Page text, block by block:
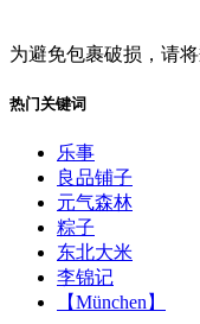
为避免包裹破损，请
热门关键词
乐事
良品铺子
元气森林
粽子
东北大米
李锦记
【München】